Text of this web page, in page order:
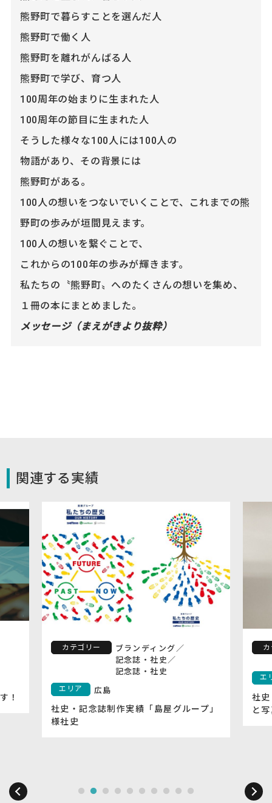
熊野町で暮らすことを選んだ人
熊野町で働く人
熊野町を離れがんばる人
熊野町で学び、育つ人
100周年の始まりに生まれた人
100周年の節目に生まれた人
そうした様々な100人には100人の
物語があり、その背景には
熊野町がある。
100人の想いをつないでいくことで、これまでの熊
野町の歩みが垣間見えます。
100人の想いを繋ぐことで、
これからの100年の歩みが輝きます。
私たちの〝熊野町〟へのたくさんの想いを集め、
１冊の本にまとめました。
メッセージ（まえがきより抜粋）
関連する実績
！
カテゴリー ブランディング ／
記念誌・社史 ／
記念誌・社史
エリア 広島
社史・記念誌制作実績「島屋グループ」
様社史
エ
社
と